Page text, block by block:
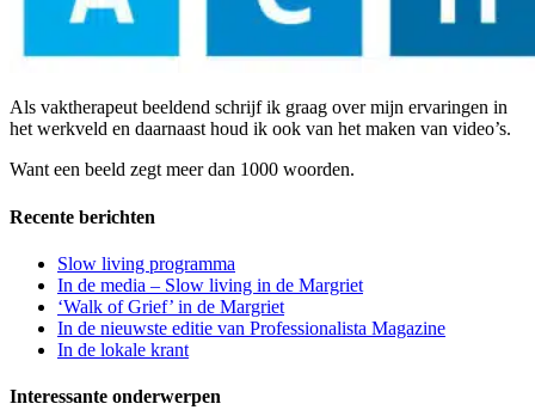
Als vaktherapeut beeldend schrijf ik graag over mijn ervaringen in
het werkveld en daarnaast houd ik ook van het maken van video’s.
Want een beeld zegt meer dan 1000 woorden.
Recente berichten
Slow living programma
In de media – Slow living in de Margriet
‘Walk of Grief’ in de Margriet
In de nieuwste editie van Professionalista Magazine
In de lokale krant
Interessante onderwerpen